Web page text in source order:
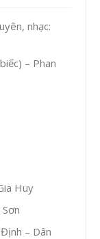
nhạc:
– Phan
Huy
– Dân